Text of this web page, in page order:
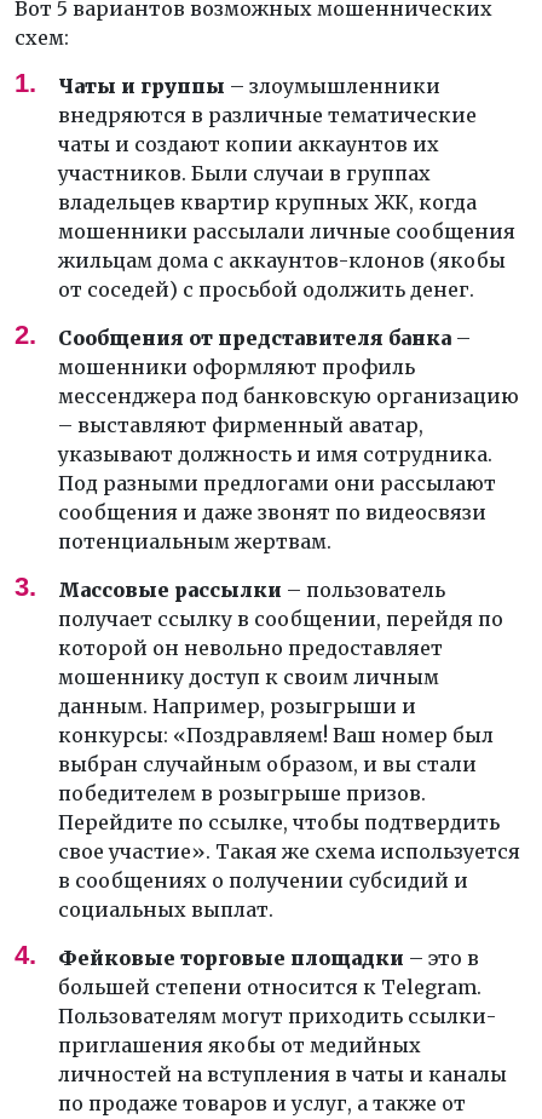
Вот 5 вариантов возможных мошеннических
схем:
Чаты и группы – злоумышленники
внедряются в различные тематические
чаты и создают копии аккаунтов их
участников. Были случаи в группах
владельцев квартир крупных ЖК, когда
мошенники рассылали личные сообщения
жильцам дома с аккаунтов-клонов (якобы
от соседей) с просьбой одолжить денег.
Сообщения от представителя банка –
мошенники оформляют профиль
мессенджера под банковскую организацию
– выставляют фирменный аватар,
указывают должность и имя сотрудника.
Под разными предлогами они рассылают
сообщения и даже звонят по видеосвязи
потенциальным жертвам.
Массовые рассылки – пользователь
получает ссылку в сообщении, перейдя по
которой он невольно предоставляет
мошеннику доступ к своим личным
данным. Например, розыгрыши и
конкурсы: «Поздравляем! Ваш номер был
выбран случайным образом, и вы стали
победителем в розыгрыше призов.
Перейдите по ссылке, чтобы подтвердить
свое участие». Такая же схема используется
в сообщениях о получении субсидий и
социальных выплат.
Фейковые торговые площадки – это в
большей степени относится к Telegram.
Пользователям могут приходить ссылки-
приглашения якобы от медийных
личностей на вступления в чаты и каналы
по продаже товаров и услуг, а также от